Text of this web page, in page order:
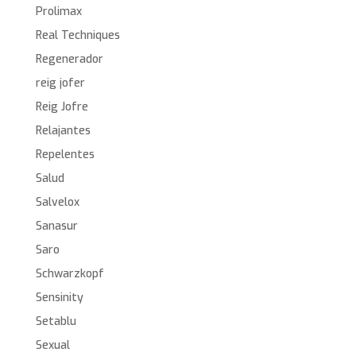
Prolimax
Real Techniques
Regenerador
reig jofer
Reig Jofre
Relajantes
Repelentes
Salud
Salvelox
Sanasur
Saro
Schwarzkopf
Sensinity
Setablu
Sexual